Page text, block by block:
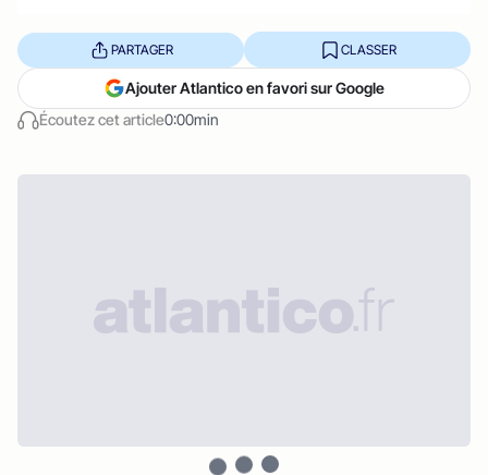
Écoutez cet article0:00min
PARTAGER CLASSER
Ajouter Atlantico en favori sur Google